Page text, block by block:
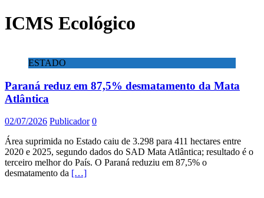
ICMS Ecológico
ESTADO
Paraná reduz em 87,5% desmatamento da Mata
Atlântica
02/07/2026 Publicador 0
Área suprimida no Estado caiu de 3.298 para 411 hectares entre
2020 e 2025, segundo dados do SAD Mata Atlântica; resultado é o
terceiro melhor do País. O Paraná reduziu em 87,5% o
desmatamento da […]